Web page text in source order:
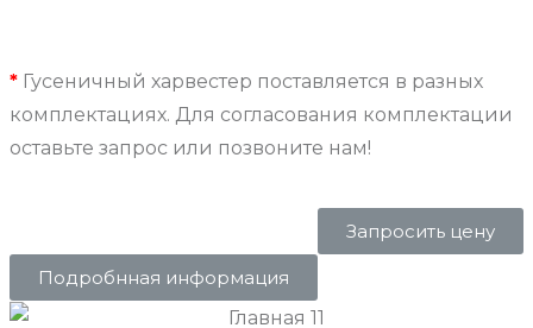
* Гусеничный харвестер поставляется в разных
комплектациях. Для согласования комплектации
оставьте запрос или позвоните нам!
Запросить цену
Подробнная информация